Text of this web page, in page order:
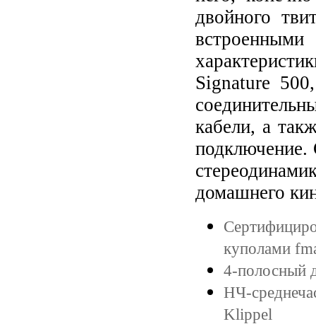
двойного
Signature
кабели, а
подключение.
домашнего
куполами
4-полосный
НЧ-
Klippel